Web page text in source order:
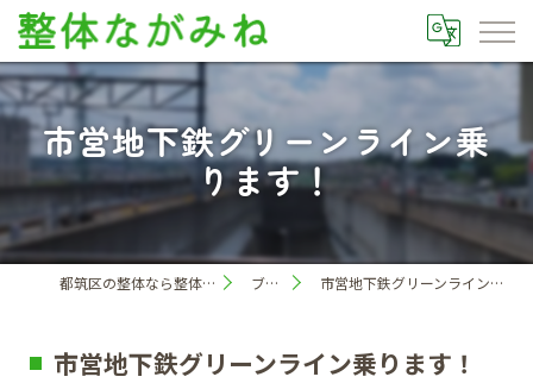
市営地下鉄グリーンライン乗
ります！
都筑区の整体なら整体ながみね ブログ 市営地下鉄グリーンライン乗ります！
市営地下鉄グリーンライン乗ります！